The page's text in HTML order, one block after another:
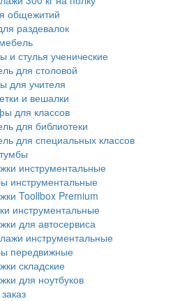
общежитий
раздевалок
и стулья ученические
для столовой
для учителя
и вешалки
для классов
для библиотеки
для специальных классов
инструментальные
инструментальные
Toollbox Premium
инструментальные
для автосервиса
инструментальные
передвижные
складские
для ноутбуков